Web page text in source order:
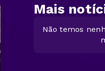
Mais
Não temos